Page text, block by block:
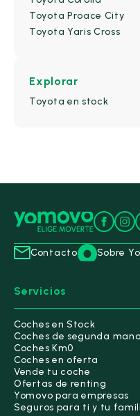
BYD
Jaecoo
Jeep
Kia(159)
Toyota Proace City
Toyota Yaris Cross
Explorar
Toyota en stock
Contacto Sobre
Servicios
Coches en Stock
Coches de segunda mano
Coches Km0
Coches en oferta
Vende tu coche
Ofertas de renting
Yomovo para empresas
Seguros para ti y tu